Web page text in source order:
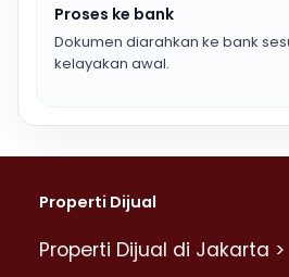
Proses ke bank
Dokumen diarahkan ke bank
kelayakan awal.
Properti Dijual
Properti Dijual di Jakarta >